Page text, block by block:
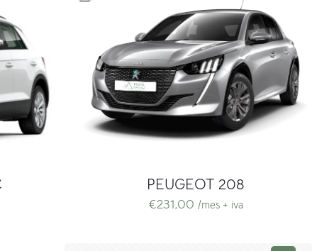
PEUGEOT 208
€231,00 /mes + iva